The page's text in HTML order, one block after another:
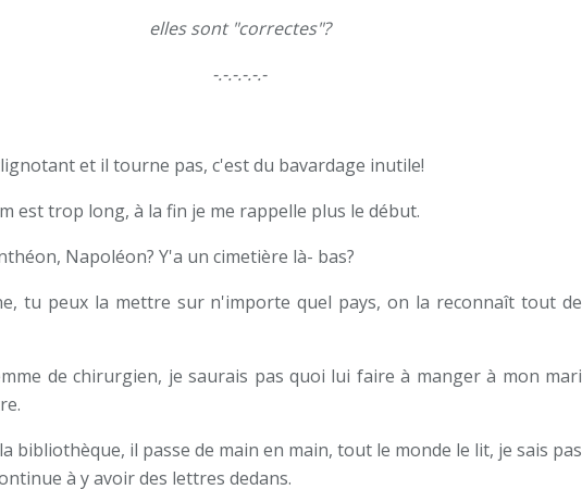
elles sont "correctes"?
-.-.-.-.-.-
et il tourne pas, c'est du bavardage inutile!
est trop long, à la fin je me rappelle plus le début.
Napoléon? Y'a un cimetière là- bas?
tu peux la mettre sur n'importe quel pays, on la reconnaît tout de
de chirurgien, je saurais pas quoi lui faire à manger à mon mari
bibliothèque, il passe de main en main, tout le monde le lit, je sais pas
à y avoir des lettres dedans.